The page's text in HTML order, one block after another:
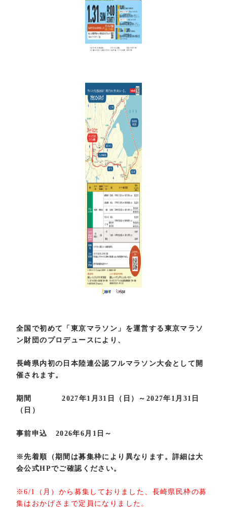
プライバシー
全国で初めて「東京マラソン」を運営する東京マラソ
ン財団のプロデュースにより、
長崎県内初の日本陸連公認フルマラソン大会として開
催されます。
期間2027年1月31日（日）～2027年1月31日
（日）
事前申込 2026年6月1日～
※先着順（期間は募集枠により異なります。詳細は大
会公式HPでご確認ください。
※6/1（月）から募集しておりました、長崎県民枠の募
集はおかげさまで定員になりました。